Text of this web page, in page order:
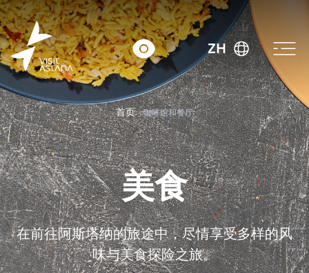
ZH
首页 咖啡馆和餐厅
美食
在前往阿斯塔纳的旅途中，尽情享受多样的风
味与美食探险之旅。